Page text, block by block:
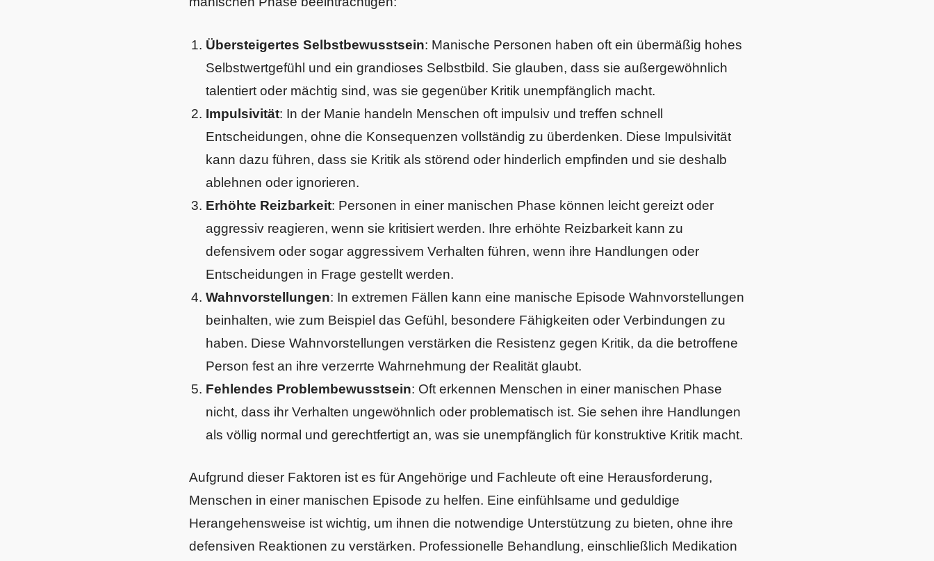
Übersteigertes Selbstbewusstsein: Manische Personen haben oft ein übermäßig hohes
Selbstwertgefühl und ein grandioses Selbstbild. Sie glauben, dass sie außergewöhnlich
talentiert oder mächtig sind, was sie gegenüber Kritik unempfänglich macht.
Impulsivität: In der Manie handeln Menschen oft impulsiv und treffen schnell
Entscheidungen, ohne die Konsequenzen vollständig zu überdenken. Diese Impulsivität
kann dazu führen, dass sie Kritik als störend oder hinderlich empfinden und sie deshalb
ablehnen oder ignorieren.
Erhöhte Reizbarkeit: Personen in einer manischen Phase können leicht gereizt oder
aggressiv reagieren, wenn sie kritisiert werden. Ihre erhöhte Reizbarkeit kann zu
defensivem oder sogar aggressivem Verhalten führen, wenn ihre Handlungen oder
Entscheidungen in Frage gestellt werden.
Wahnvorstellungen: In extremen Fällen kann eine manische Episode Wahnvorstellungen
beinhalten, wie zum Beispiel das Gefühl, besondere Fähigkeiten oder Verbindungen zu
haben. Diese Wahnvorstellungen verstärken die Resistenz gegen Kritik, da die betroffene
Person fest an ihre verzerrte Wahrnehmung der Realität glaubt.
Fehlendes Problembewusstsein: Oft erkennen Menschen in einer manischen Phase
nicht, dass ihr Verhalten ungewöhnlich oder problematisch ist. Sie sehen ihre Handlungen
als völlig normal und gerechtfertigt an, was sie unempfänglich für konstruktive Kritik macht.
Aufgrund dieser Faktoren ist es für Angehörige und Fachleute oft eine Herausforderung,
Menschen in einer manischen Episode zu helfen. Eine einfühlsame und geduldige
Herangehensweise ist wichtig, um ihnen die notwendige Unterstützung zu bieten, ohne ihre
defensiven Reaktionen zu verstärken. Professionelle Behandlung, einschließlich Medikation